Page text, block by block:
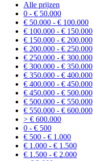
Alle prijzen
0 - € 50.000
€ 50.000 - € 100.000
€ 100.000 - € 150.000
€ 150.000 - € 200.000
€ 200.000 - € 250.000
€ 250.000 - € 300.000
€ 300.000 - € 350.000
€ 350.000 - € 400.000
€ 400.000 - € 450.000
€ 450.000 - € 500.000
€ 500.000 - € 550.000
€ 550.000 - € 600.000
> € 600.000
0 - € 500
€ 500 - € 1.000
€ 1.000 - € 1.500
€ 1.500 - € 2.000